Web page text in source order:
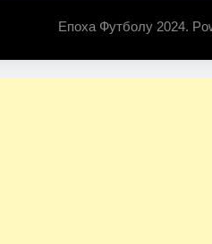
Епоха Футболу 2024.